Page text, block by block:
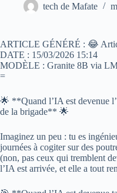
tech de Mafate
ARTICLE GÉNÉRÉ : 😂
DATE : 15/03/2026 15:14
MODÈLE : Granite 8B via
=
🌟 **Quand l’IA est devenue
de la brigade** 🌟
Imaginez un peu : tu es
journées à cogiter sur des
(non, pas ceux qui tremblent
l’IA est arrivée, et elle a tout